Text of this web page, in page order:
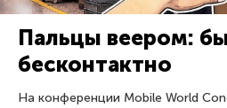
Пальцы веером:
бесконтактно
На конференции Mobile World